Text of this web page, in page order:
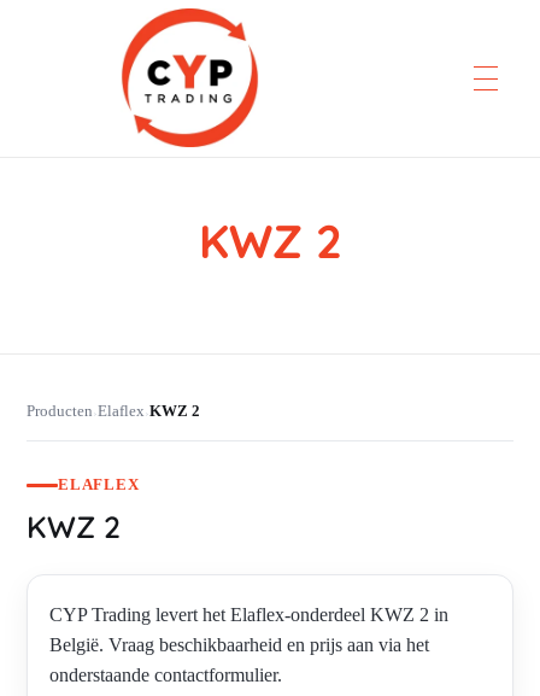
KWZ 2
Producten›Elaflex›KWZ 2
ELAFLEX
KWZ 2
CYP Trading levert het Elaflex-onderdeel KWZ 2 in
België. Vraag beschikbaarheid en prijs aan via het
onderstaande contactformulier.